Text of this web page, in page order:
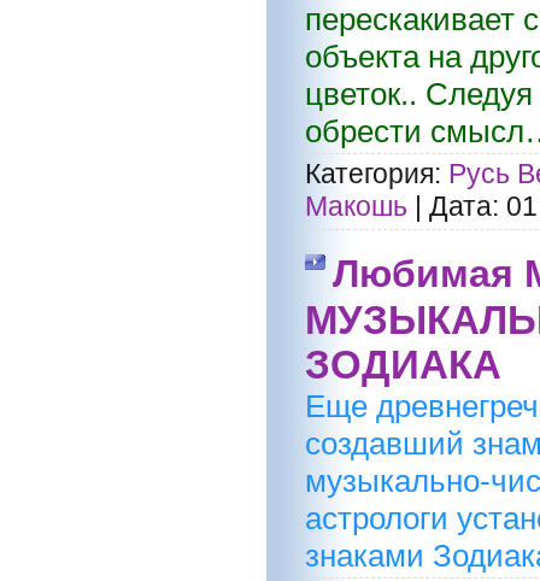
перескакивает
объекта на
цветок..
обрести
Категория: Русь
Макошь
Дата:
Любимая
ЗОДИАКА
Еще
создавший
музыкально-
астрологи
знаками